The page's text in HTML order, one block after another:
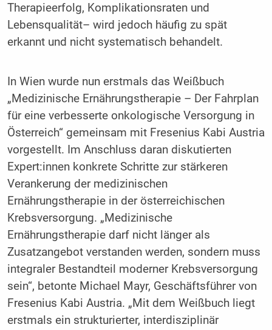
Therapieerfolg, Komplikationsraten und
Lebensqualität– wird jedoch häufig zu spät
erkannt und nicht systematisch behandelt.
In Wien wurde nun erstmals das Weißbuch
„Medizinische Ernährungstherapie – Der Fahrplan
für eine verbesserte onkologische Versorgung in
Österreich“ gemeinsam mit Fresenius Kabi Austria
vorgestellt. Im Anschluss daran diskutierten
Expert:innen konkrete Schritte zur stärkeren
Verankerung der medizinischen
Ernährungstherapie in der österreichischen
Krebsversorgung. „Medizinische
Ernährungstherapie darf nicht länger als
Zusatzangebot verstanden werden, sondern muss
integraler Bestandteil moderner Krebsversorgung
sein“, betonte Michael Mayr, Geschäftsführer von
Fresenius Kabi Austria. „Mit dem Weißbuch liegt
erstmals ein strukturierter, interdisziplinär